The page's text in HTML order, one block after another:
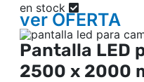
en stock
verOFERTA
Pantalla LED
2500 x 2000